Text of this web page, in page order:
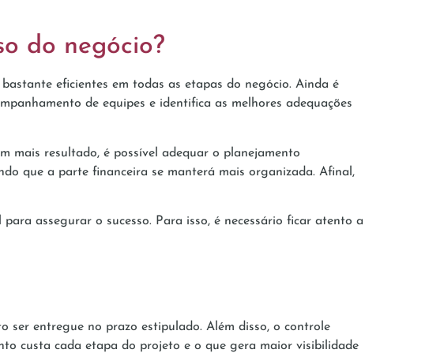
do negócio?
eficientes em todas as etapas do negócio. Ainda é
de equipes e identifica as melhores adequações
mais resultado, é possível adequar o planejamento
que a parte financeira se manterá mais organizada. Afinal,
assegurar o sucesso. Para isso, é necessário ficar atento a
ser entregue no prazo estipulado. Além disso, o controle
custa cada etapa do projeto e o que gera maior visibilidade